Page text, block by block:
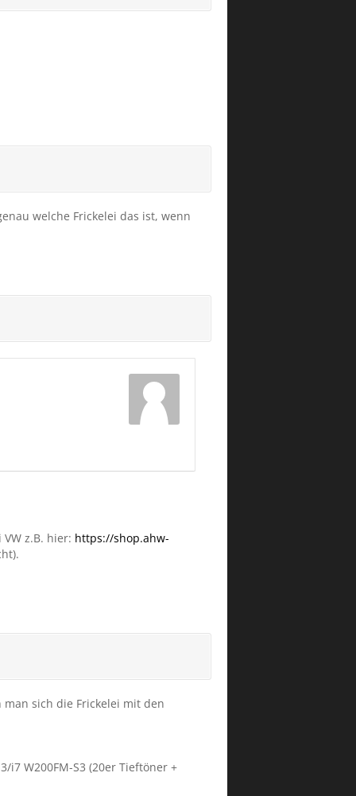
welche Frickelei das ist, wenn
z.B. hier: https://shop.ahw-
sich die Frickelei mit den
i7 W200FM-S3 (20er Tieftöner +